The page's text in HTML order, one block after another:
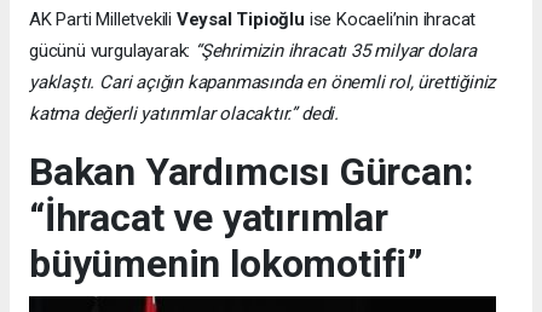
AK Parti Milletvekili Veysal Tipioğlu ise Kocaeli’nin ihracat
gücünü vurgulayarak: “Şehrimizin ihracatı 35 milyar dolara
yaklaştı. Cari açığın kapanmasında en önemli rol, ürettiğiniz
katma değerli yatırımlar olacaktır.” dedi.
Bakan Yardımcısı Gürcan:
“İhracat ve yatırımlar
büyümenin lokomotifi”